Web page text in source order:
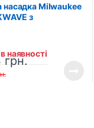
насадка Milwaukee
з
наявності
грн.